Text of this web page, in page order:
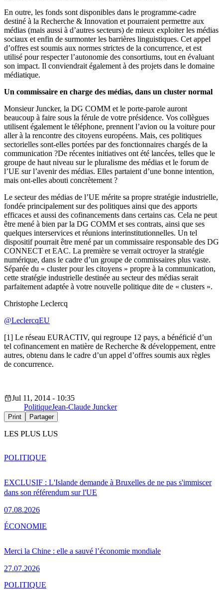
En outre, les fonds sont disponibles dans le programme-cadre
destiné à la Recherche & Innovation et pourraient permettre aux
médias (mais aussi à d’autres secteurs) de mieux exploiter les médias
sociaux et enfin de surmonter les barrières linguistiques. Cet appel
d’offres est soumis aux normes strictes de la concurrence, et est
utilisé pour respecter l’autonomie des consortiums, tout en évaluant
son impact. Il conviendrait également à des projets dans le domaine
médiatique.
Un commissaire en charge des médias, dans un cluster normal
Monsieur Juncker, la DG COMM et le porte-parole auront
beaucoup à faire sous la férule de votre présidence. Vos collègues
utilisent également le téléphone, prennent l’avion ou la voiture pour
aller à la rencontre des citoyens européens. Mais, ces politiques
sectorielles sont-elles portées par des fonctionnaires chargés de la
communication ?De récentes initiatives ont été lancées, telles que le
groupe de haut niveau sur le pluralisme des médias et le forum de
l’UE sur l’avenir des médias. Elles partaient d’une bonne intention,
mais ont-elles abouti concrètement ?
Le secteur des médias de l’UE mérite sa propre stratégie industrielle,
fondée principalement sur des politiques ainsi que des apports
efficaces et aussi des cofinancements dans certains cas. Cela ne peut
être mené à bien par la DG COMM et ses contrats, ainsi que ses
quelques interservices et réunions interinstitutionnelles. Un tel
dispositif pourrait être mené par un commissaire responsable des DG
CONNECT et EAC. La première se verrait octroyer la stratégie
numérique, dans le cadre d’un groupe de commissaires plus vaste.
Séparée du « cluster pour les citoyens » propre à la communication,
cette stratégie industrielle destinée au secteur des médias serait
parfaitement adaptée à votre nouvelle politique dite de « clusters ».
Christophe Leclercq
@LeclercqEU
[1] Le réseau EURACTIV, qui regroupe 12 pays, a bénéficié d’un
tel cofinancement en matière de Recherche & développement, entre
autres, obtenu dans le cadre d’un appel d’offres soumis aux règles
de concurrence.
Jul 11, 2014 - 10:35
PolitiqueJean-Claude Juncker
Print Partager
LES PLUS LUS
EXCLUSIF : L'Islande demande à Bruxelles de ne pas s'immiscer
dans son référendum sur l'UE
07.08.2026
POLITIQUE
Merci la Chine : elle a sauvé l’économie mondiale
27.07.2026
ÉCONOMIE
POLITIQUE